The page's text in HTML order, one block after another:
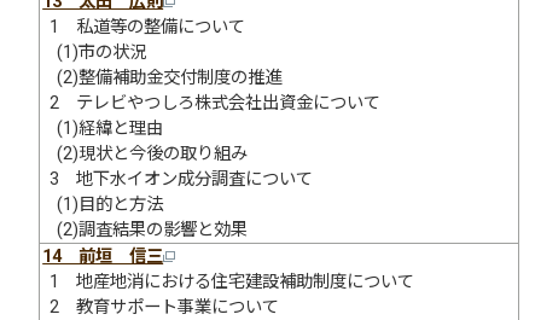
1 私道等の整備について
(1)市の状況
(2)整備補助金交付制度の推進
2 テレビやつしろ株式会社出資金について
(1)経緯と理由
(2)現状と今後の取り組み
3 地下水イオン成分調査について
(1)目的と方法
(2)調査結果の影響と効果
14 前垣 信三
1 地産地消における住宅建設補助制度について
2 教育サポート事業について